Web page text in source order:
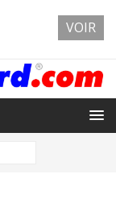
VOIR